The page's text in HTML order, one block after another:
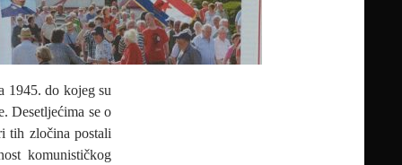
1945. do kojeg su
Desetljećima se o
tih zločina postali
komunističkog